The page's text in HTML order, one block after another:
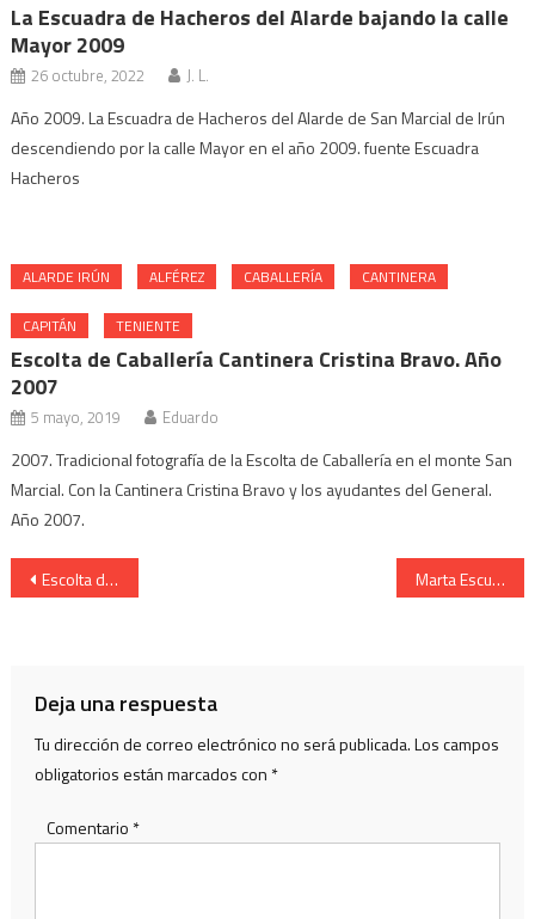
La Escuadra de Hacheros del Alarde bajando la calle
Mayor 2009
26 octubre, 2022 J. L.
Año 2009. La Escuadra de Hacheros del Alarde de San Marcial de Irún
descendiendo por la calle Mayor en el año 2009. fuente Escuadra
Hacheros
ALARDE IRÚN ALFÉREZ CABALLERÍA CANTINERA
CAPITÁN TENIENTE
Escolta de Caballería Cantinera Cristina Bravo. Año
2007
5 mayo, 2019 Eduardo
2007. Tradicional fotografía de la Escolta de Caballería en el monte San
Marcial. Con la Cantinera Cristina Bravo y los ayudantes del General.
Año 2007.
Navegación
Escolta de Caballeria. del Alarde de San Marcial .de Irun Marta Escudero Cantinera Lapice saliendo de San Juan 2003
Deja una respuesta
Tu dirección de correo electrónico no será publicada.Los campos
obligatorios están marcados con *
Comentario *